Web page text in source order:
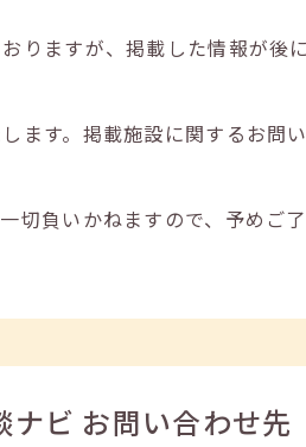
りますが、掲載した情報が後
ます。掲載施設に関するお問
負いかねますので、予めご了
ナビ お問い合わせ先